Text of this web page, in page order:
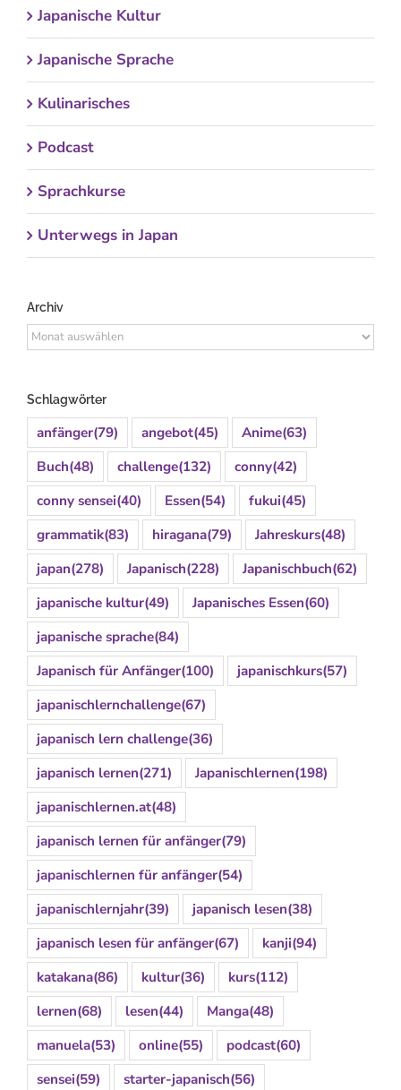
Japanische Kultur
Japanische Sprache
Kulinarisches
Podcast
Sprachkurse
Unterwegs in Japan
Archiv
Archiv
Schlagwörter
anfänger(79) angebot(45) Anime(63)
Buch(48) challenge(132) conny(42)
conny sensei(40) Essen(54) fukui(45)
grammatik(83) hiragana(79) Jahreskurs(48)
japan(278) Japanisch(228) Japanischbuch(62)
japanische kultur(49) Japanisches Essen(60)
japanische sprache(84)
Japanisch für Anfänger(100) japanischkurs(57)
japanischlernchallenge(67)
japanisch lern challenge(36)
japanisch lernen(271) Japanischlernen(198)
japanischlernen.at(48)
japanisch lernen für anfänger(79)
japanischlernen für anfänger(54)
japanischlernjahr(39) japanisch lesen(38)
japanisch lesen für anfänger(67) kanji(94)
katakana(86) kultur(36) kurs(112)
lernen(68) lesen(44) Manga(48)
manuela(53) online(55) podcast(60)
sensei(59) starter-japanisch(56)